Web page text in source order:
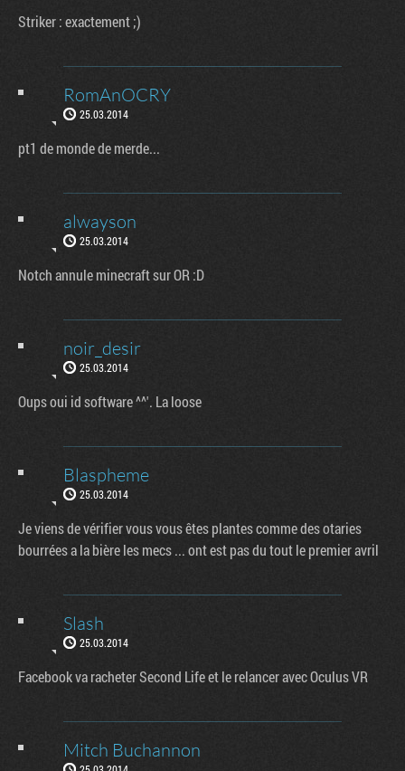
Striker : exactement ;)
RomAnOCRY
25.03.2014
pt1 de monde de merde...
alwayson
25.03.2014
Notch annule minecraft sur OR :D
noir_desir
25.03.2014
Oups oui id software ^^'. La loose
Blaspheme
25.03.2014
Je viens de vérifier vous vous êtes plantes comme des otaries
bourrées a la bière les mecs ... ont est pas du tout le premier avril
Slash
25.03.2014
Facebook va racheter Second Life et le relancer avec Oculus VR
Mitch Buchannon